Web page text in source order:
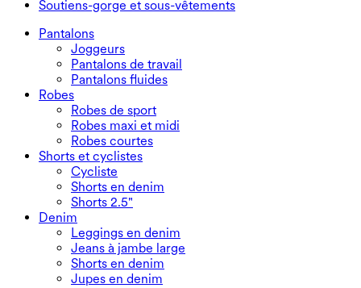
Robes grande taille
Manteaux
Hauts de maillot de bain
Bas de maillot de bain
Ensembles de maillots de bain
Soutiens-gorge et sous-vêtements
Soutiens-gorge et sous-vêtements
Soutiens-gorge
Sous-vêtements
Pantalons
Joggeurs
Pantalons de travail
Pantalons fluides
Robes
Robes de sport
Robes maxi et midi
Robes courtes
Shorts et cyclistes
Cycliste
Shorts en denim
Shorts 2.5"
Denim
Leggings en denim
Jeans à jambe large
Shorts en denim
Jupes en denim